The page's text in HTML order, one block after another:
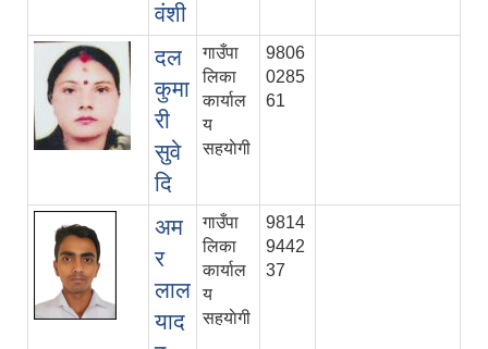
वंशी
दल
कुमा
री
सुवे
दि
गाउँपा
लिका
कार्याल
य
सहयाेगी
9806
0285
61
अम
र
लाल
याद
गाउँपा
लिका
कार्याल
य
सहयाेगी
9814
9442
37